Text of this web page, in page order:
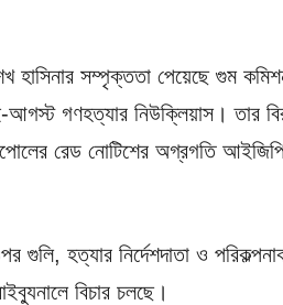
হাসিনার সম্পৃক্ততা পেয়েছে গুম
আগস্ট গণহত্যার নিউক্লিয়াস। তার
রেড নোটিশের অগ্রগতি
হত্যার নির্দেশদাতা ও
বিচার চলছে।